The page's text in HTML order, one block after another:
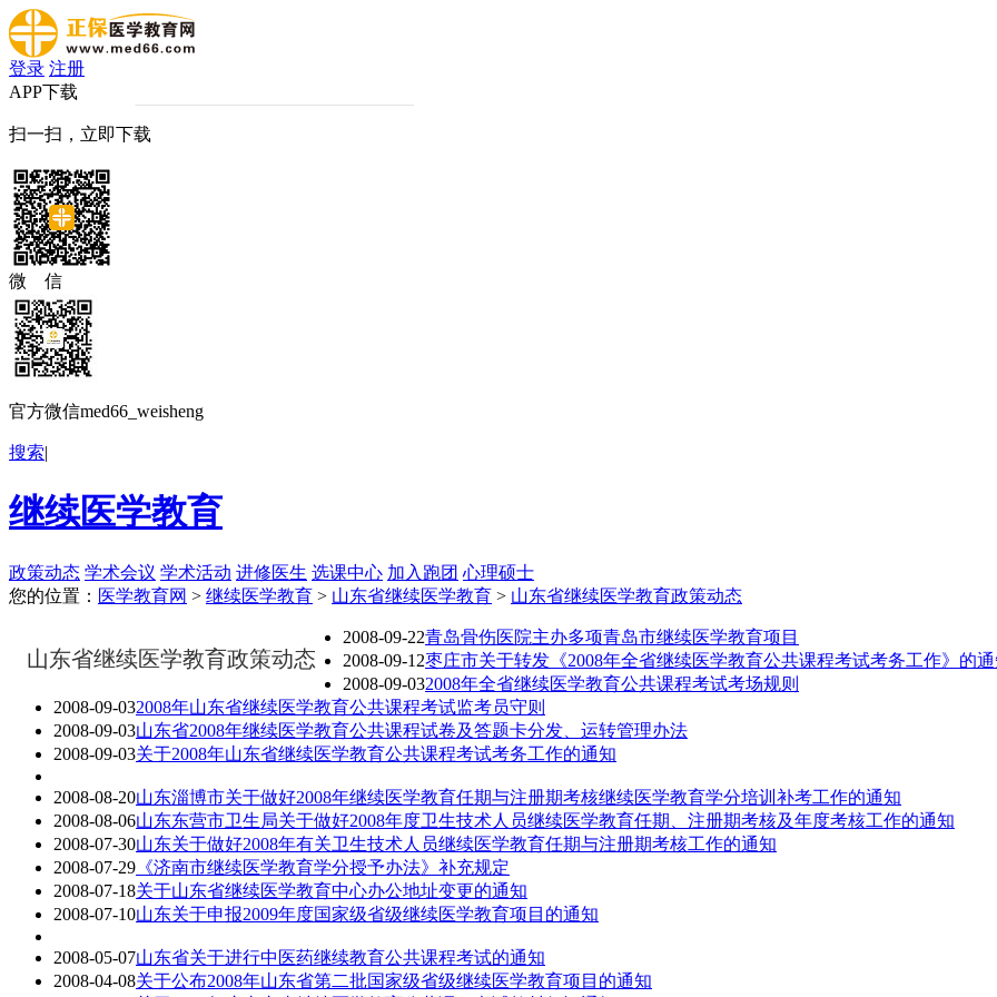
登录 注册
APP下载
扫一扫，立即下载
微 信
官方微信med66_weisheng
搜索|
继续医学教育
政策动态 学术会议 学术活动 进修医生 选课中心 加入跑团 心理硕士
您的位置： 医学教育网 > 继续医学教育 > 山东省继续医学教育 > 山东省继续医学教育政策动态
山东省继续医学教育政策动态
2008-09-22青岛骨伤医院主办多项青岛市继续医学教育项目
2008-09-12枣庄市关于转发《2008年全省继续医学教育公共课程考试考务工作》的
2008-09-032008年全省继续医学教育公共课程考试考场规则
2008-09-032008年山东省继续医学教育公共课程考试监考员守则
2008-09-03山东省2008年继续医学教育公共课程试卷及答题卡分发、运转管理办法
2008-09-03关于2008年山东省继续医学教育公共课程考试考务工作的通知
2008-08-20山东淄博市关于做好2008年继续医学教育任期与注册期考核继续医学教育学分培训补考工作的通知
2008-08-06山东东营市卫生局关于做好2008年度卫生技术人员继续医学教育任期、注册期考核及年度考核工作的通知
2008-07-30山东关于做好2008年有关卫生技术人员继续医学教育任期与注册期考核工作的通知
2008-07-29 《济南市继续医学教育学分授予办法》补充规定
2008-07-18关于山东省继续医学教育中心办公地址变更的通知
2008-07-10山东关于申报2009年度国家级省级继续医学教育项目的通知
2008-05-07山东省关于进行中医药继续教育公共课程考试的通知
2008-04-08关于公布2008年山东省第二批国家级省级继续医学教育项目的通知